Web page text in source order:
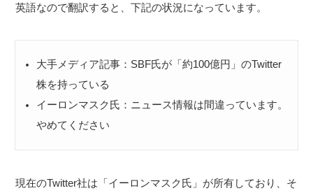
英語なので翻訳すると、下記の状況になっています。
大手メディア記事：SBF氏が「約100億円」のTwitter
株を持っている
イーロンマスク氏：ニュース情報は間違っています。
やめてください
現在のTwitter社は「イーロンマスク氏」が所有しており、そ